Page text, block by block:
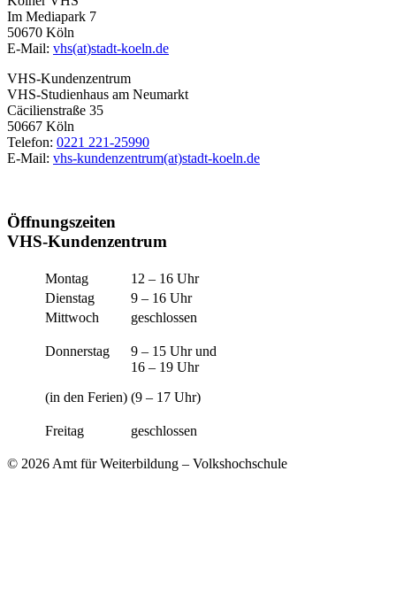
Im Mediapark 7
50670 Köln
E-Mail: vhs(at)stadt-koeln.de
VHS-Kundenzentrum
VHS-Studienhaus am Neumarkt
Cäcilienstraße 35
50667 Köln
Telefon: 0221 221-25990
E-Mail: vhs-kundenzentrum(at)stadt-koeln.de
Öffnungszeiten
VHS-Kundenzentrum
Montag
12 – 16 Uhr
Dienstag
9 – 16 Uhr
Mittwoch
geschlossen
Donnerstag
(in den Ferien)
9 – 15 Uhr und
16 – 19 Uhr
(9 – 17 Uhr)
Freitag geschlossen
© 2026 Amt für Weiterbildung – Volkshochschule